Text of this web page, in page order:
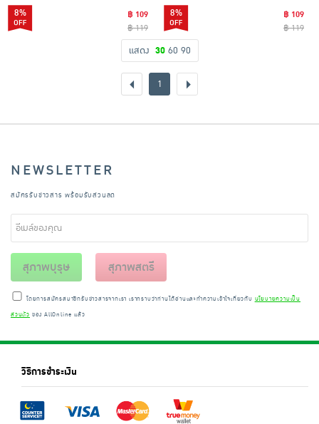
8%
฿ 109
฿ 119
8%
฿ 109
฿ 119
แสดง 30 60 90
1
NEWSLETTER
สมัครรับข่าวสาร พร้อมรับส่วนลด
สุภาพบุรุษ สุภาพสตรี
โดยการสมัครสมาชิกรับข่าวสารจากเรา เราทราบว่าท่านได้อ่านและทำความเข้าใจเกี่ยวกับ นโยบายความเป็น
ส่วนตัว ของ AllOnline แล้ว
วิธีการชำระเงิน